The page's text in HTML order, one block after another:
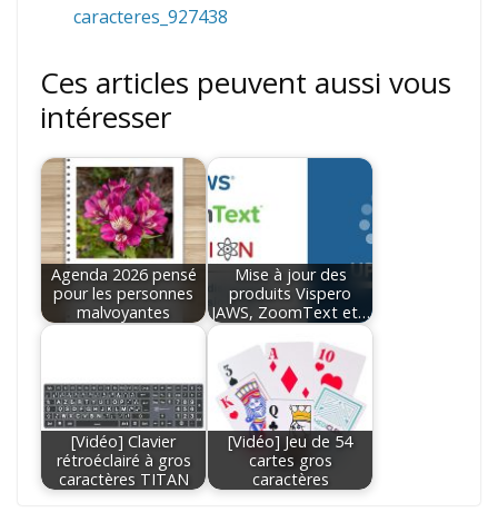
caracteres_927438
Ces articles peuvent aussi vous
intéresser
Agenda 2026 pensé
pour les personnes
malvoyantes
Mise à jour des
produits Vispero
JAWS, ZoomText et…
[Vidéo] Clavier
rétroéclairé à gros
caractères TITAN
[Vidéo] Jeu de 54
cartes gros
caractères